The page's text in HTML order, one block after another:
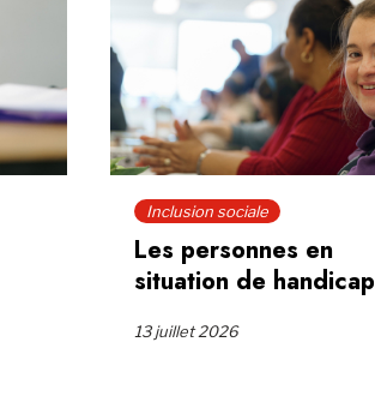
Inclusion sociale
Les personnes en
situation de handicap
13 juillet 2026